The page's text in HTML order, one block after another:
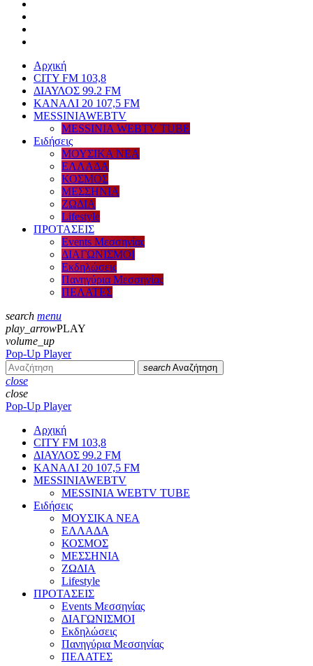
Αρχική
CITY FM 103,8
ΔΙΑΥΛΟΣ 99.2 FM
ΚΑΝΑΛΙ 20 107,5 FM
MESSINIAWEBTV
MESSINIA WEBTV TUBE
Eιδήσεις
ΜΟΥΣΙΚΑ ΝΕΑ
ΕΛΛΑΔΑ
ΚΟΣΜΟΣ
ΜΕΣΣΗΝΙΑ
ΖΩΔΙΑ
Lifestyle
ΠΡΟΤΑΣΕΙΣ
Events Μεσσηνίας
ΔΙΑΓΩΝΙΣΜΟΙ
Εκδηλώσεις
Πανηγύρια Μεσσηνίας
ΠΕΛΑΤΕΣ
search menu
play_arrowPLAY
volume_up
Pop-Up Player
search Αναζήτηση
close
close
Pop-Up Player
Αρχική
CITY FM 103,8
ΔΙΑΥΛΟΣ 99.2 FM
ΚΑΝΑΛΙ 20 107,5 FM
MESSINIAWEBTV
MESSINIA WEBTV TUBE
Eιδήσεις
ΜΟΥΣΙΚΑ ΝΕΑ
ΕΛΛΑΔΑ
ΚΟΣΜΟΣ
ΜΕΣΣΗΝΙΑ
ΖΩΔΙΑ
Lifestyle
ΠΡΟΤΑΣΕΙΣ
Events Μεσσηνίας
ΔΙΑΓΩΝΙΣΜΟΙ
Εκδηλώσεις
Πανηγύρια Μεσσηνίας
ΠΕΛΑΤΕΣ